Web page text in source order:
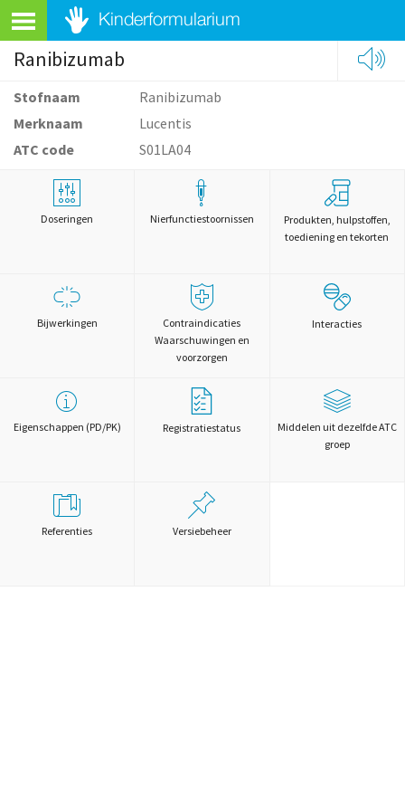
Ranibizumab
Stofnaam
Ranibizumab
Merknaam
Lucentis
ATC code
S01LA04
Doseringen Nierfunctiestoornissen
Produkten, hulpstoffen,
toediening en tekorten
Bijwerkingen
Contraindicaties
Waarschuwingen en
voorzorgen
Interacties
Eigenschappen (PD/PK) Registratiestatus
Middelen uit dezelfde ATC
groep
Referenties Versiebeheer